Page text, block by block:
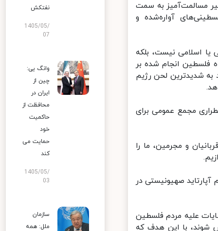
مسالمت‌آمیز به سمت
آواره‌شده و
یا اسلامی نیست، بلکه
انجام شده بر
شدیدترین لحن رژیم
مجمع عمومی برای
و مجرمین، ما را
صهیونیستی در
علیه مردم فلسطین
با این هدف که
نفتکش
1405/05/
07
وانگ یی:
چین از
ایران در
محافظت از
حاکمیت
خود
حمایت می
کند
1405/05/
03
سازمان
ملل: همه